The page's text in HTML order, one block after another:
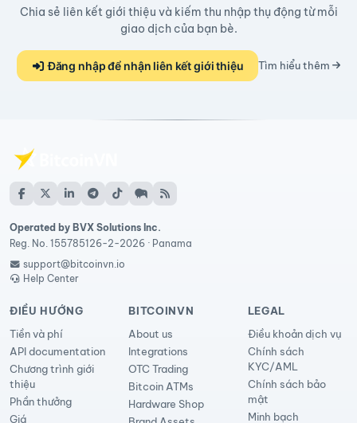
Chia sẻ liên kết giới thiệu và kiếm thu nhập thụ động từ mỗi
giao dịch của bạn bè.
Đăng nhập để nhận liên kết giới thiệu Tìm hiểu thêm
Operated by BVX Solutions Inc.
Reg. No. 155785126-2-2026 · Panama
support@bitcoinvn.io
Help Center
ĐIỀU HƯỚNG
Tiền và phí
API documentation
Chương trình giới
thiệu
Phần thưởng
Giá
BITCOINVN
About us
Integrations
OTC Trading
Bitcoin ATMs
Hardware Shop
LEGAL
Điều khoản dịch vụ
Chính sách
KYC/AML
Chính sách bảo
mật
Minh bạch